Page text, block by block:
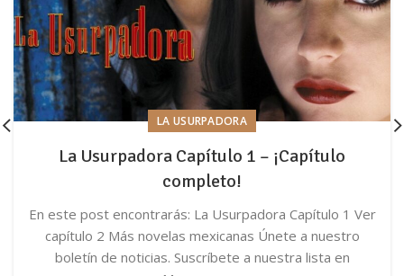
LA USURPADORA
La Usurpadora Capítulo 1 – ¡Capítulo
completo!
En este post encontrarás: La Usurpadora Capítulo 1 Ver
capítulo 2 Más novelas mexicanas Únete a nuestro
boletín de noticias. Suscríbete a nuestra lista en